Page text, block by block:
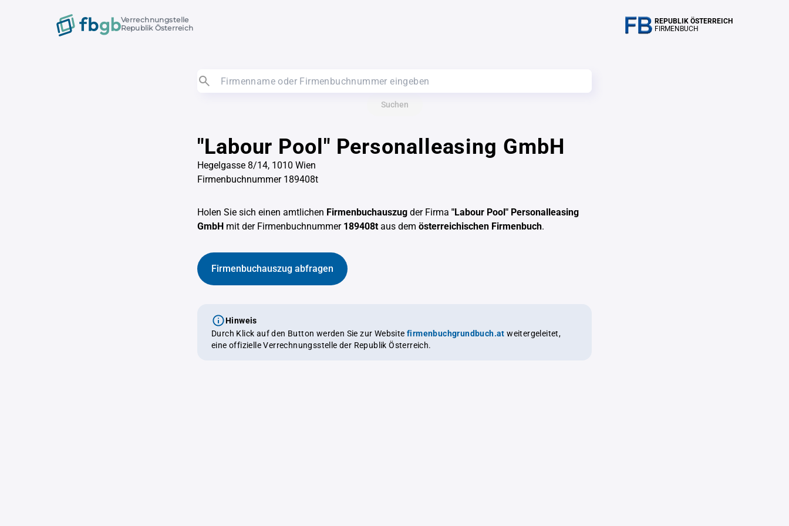
Verrechnungstelle
Republik Österreich
REPUBLIK ÖSTERREICH
FIRMENBUCH
Suchen
"Labour Pool" Personalleasing GmbH
Hegelgasse 8/14, 1010 Wien
Firmenbuchnummer 189408t
Holen Sie sich einen amtlichen Firmenbuchauszug der Firma "Labour Pool" Personalleasing
GmbH mit der Firmenbuchnummer 189408taus dem österreichischen Firmenbuch.
Firmenbuchauszug abfragen
Hinweis
Durch Klick auf den Button werden Sie zur Website firmenbuchgrundbuch.at weitergeleitet,
eine offizielle Verrechnungsstelle der Republik Österreich.